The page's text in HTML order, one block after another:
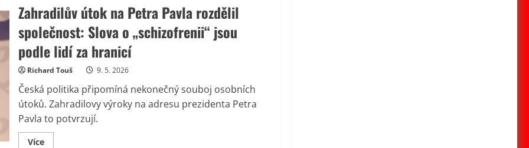
Zahradilův útok na Petra Pavla rozdělil
společnost: Slova o „schizofrenii“ jsou
podle lidí za hranicí
Richard Touš 9. 5. 2026
Česká politika připomíná nekonečný souboj osobních
útoků. Zahradilovy výroky na adresu prezidenta Petra
Pavla to potvrzují.
VíceRead